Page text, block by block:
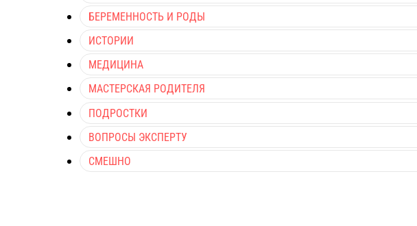
БЕРЕМЕННОСТЬ И РОДЫ
ИСТОРИИ
МЕДИЦИНА
МАСТЕРСКАЯ РОДИТЕЛЯ
ПОДРОСТКИ
ВОПРОСЫ ЭКСПЕРТУ
СМЕШНО